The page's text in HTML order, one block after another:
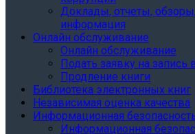
Доклады, отчеты, обзоры,
информация
Онлайн обслуживание
Онлайн обслуживание
Подать заявку на запись
Продление книги
Библиотека электронных книг
Независимая оценка качества
Информационная
Информационная